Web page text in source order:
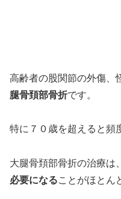
高齢者の股関節の外傷、
腿骨頚部骨折です。
特に７０歳を超えると頻
大腿骨頚部骨折の治療は
必要になることがほとん